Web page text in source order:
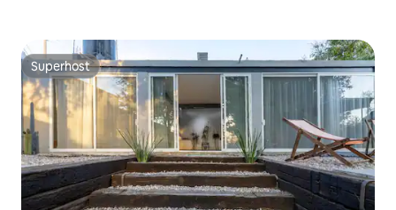
Superhost
Superhost